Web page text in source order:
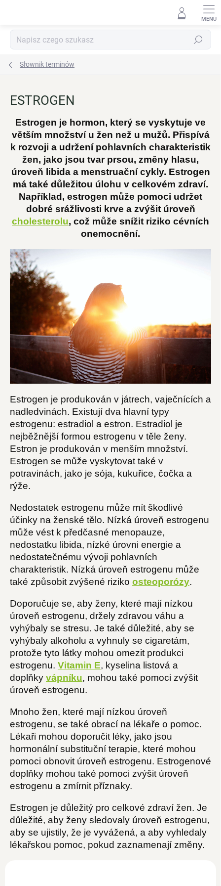
Szukaj
Słownik terminów
ESTROGEN
Estrogen je hormon, který se vyskytuje ve
větším množství u žen než u mužů. Přispívá
k rozvoji a udržení pohlavních charakteristik
žen, jako jsou tvar prsou, změny hlasu,
úroveň libida a menstruační cykly. Estrogen
má také důležitou úlohu v celkovém zdraví.
Například, estrogen může pomoci udržet
dobré srážlivosti krve a zvýšit úroveň
cholesterolu, což může snížit riziko cévních
onemocnění.
Estrogen je produkován v játrech, vaječnících a
nadledvinách. Existují dva hlavní typy
estrogenu: estradiol a estron. Estradiol je
nejběžnější formou estrogenu v těle ženy.
Estron je produkován v menším množství.
Estrogen se může vyskytovat také v
potravinách, jako je sója, kukuřice, čočka a
rýže.
Nedostatek estrogenu může mít škodlivé
účinky na ženské tělo. Nízká úroveň estrogenu
může vést k předčasné menopauze,
nedostatku libida, nízké úrovni energie a
nedostatečnému vývoji pohlavních
charakteristik. Nízká úroveň estrogenu může
také způsobit zvýšené riziko osteoporózy.
Doporučuje se, aby ženy, které mají nízkou
úroveň estrogenu, držely zdravou váhu a
vyhýbaly se stresu. Je také důležité, aby se
vyhýbaly alkoholu a vyhnuly se cigaretám,
protože tyto látky mohou omezit produkci
estrogenu. Vitamin E, kyselina listová a
doplňky vápníku, mohou také pomoci zvýšit
úroveň estrogenu.
Mnoho žen, které mají nízkou úroveň
estrogenu, se také obrací na lékaře o pomoc.
Lékaři mohou doporučit léky, jako jsou
hormonální substituční terapie, které mohou
pomoci obnovit úroveň estrogenu. Estrogenové
doplňky mohou také pomoci zvýšit úroveň
estrogenu a zmírnit příznaky.
Estrogen je důležitý pro celkové zdraví žen. Je
důležité, aby ženy sledovaly úroveň estrogenu,
aby se ujistily, že je vyvážená, a aby vyhledaly
lékařskou pomoc, pokud zaznamenají změny.